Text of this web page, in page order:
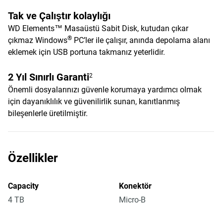
Tak ve Çalıştır kolaylığı
WD Elements™ Masaüstü Sabit Disk, kutudan çıkar
çıkmaz Windows® PC’ler ile çalışır, anında depolama alanı
eklemek için USB portuna takmanız yeterlidir.
2 Yıl Sınırlı Garanti2
Önemli dosyalarınızı güvenle korumaya yardımcı olmak
için dayanıklılık ve güvenilirlik sunan, kanıtlanmış
bileşenlerle üretilmiştir.
Özellikler
Capacity
4 TB
Konektör
Micro-B